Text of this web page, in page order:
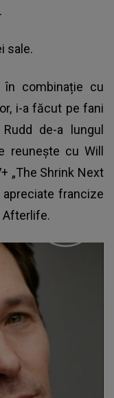
sale.
în combinație cu
i-a făcut pe fani
de-a lungul
reunește cu Will
„The Shrink Next
apreciate francize
Afterlife.